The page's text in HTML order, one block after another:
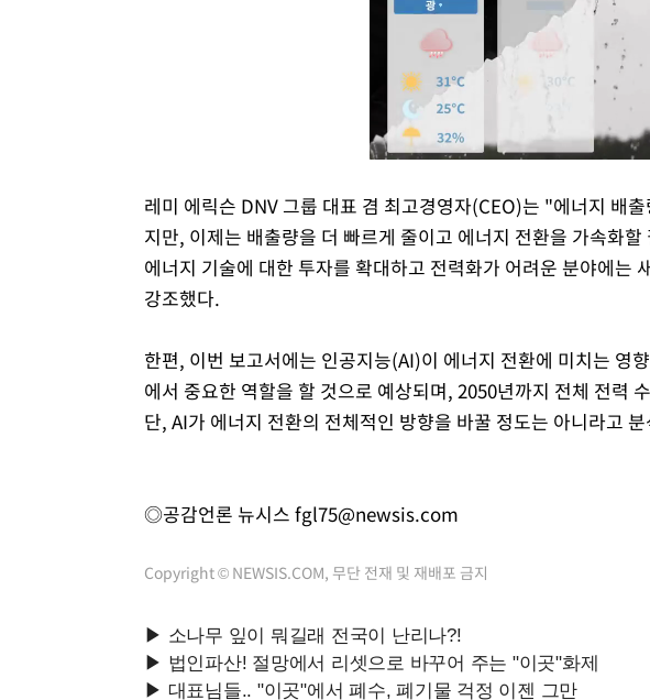
레미 에릭슨 DNV 그룹 대표 겸 최고경영자(CEO)는 "에너지 배
지만, 이제는 배출량을 더 빠르게 줄이고 에너지 전환을 가속화
에너지 기술에 대한 투자를 확대하고 전력화가 어려운 분야에는
강조했다.
한편, 이번 보고서에는 인공지능(AI)이 에너지 전환에 미치는 영
에서 중요한 역할을 할 것으로 예상되며, 2050년까지 전체 전력
단, AI가 에너지 전환의 전체적인 방향을 바꿀 정도는 아니라고
◎공감언론 뉴시스 fgl75@newsis.com
Copyright © NEWSIS.COM, 무단 전재 및 재배포 금지